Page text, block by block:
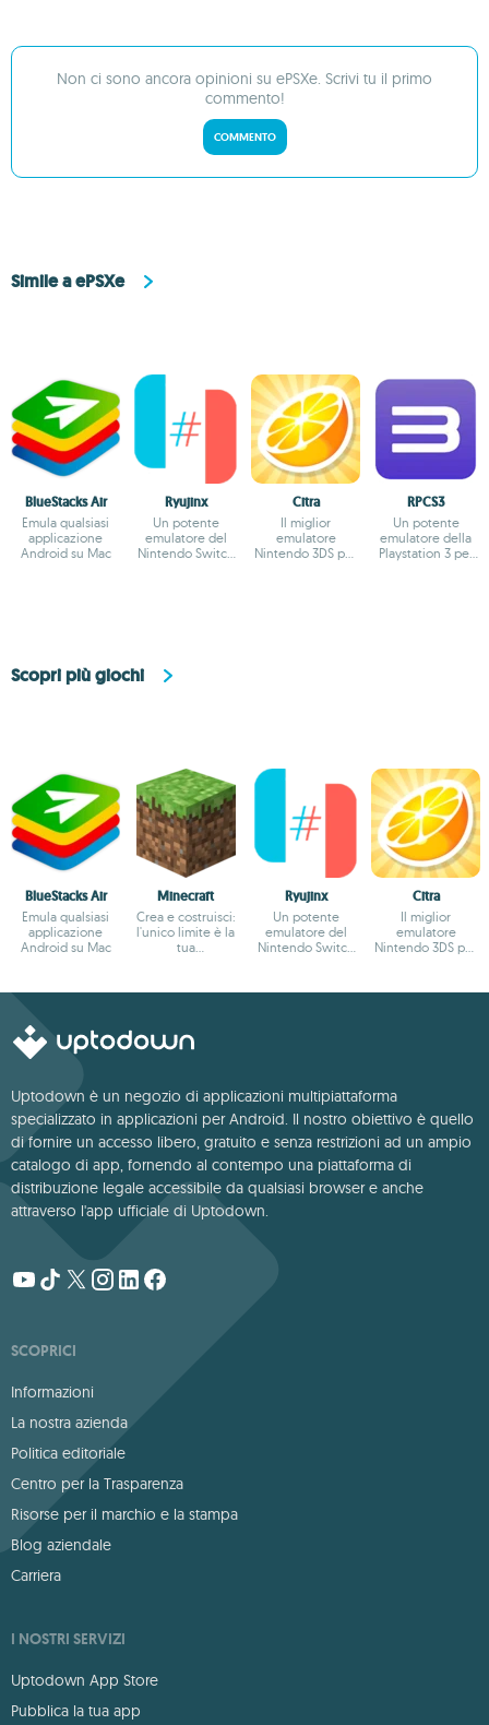
Non ci sono ancora opinioni su ePSXe. Scrivi tu il primo
commento!
COMMENTO
Simile a ePSXe
BlueStacks Air
Emula qualsiasi
applicazione
Android su Mac
Ryujinx
Un potente
emulatore del
Nintendo Switch
Citra
Il miglior
emulatore
Nintendo 3DS per
RPCS3
Un potente
emulatore della
Playstation 3 per
Scopri più giochi
BlueStacks Air
Emula qualsiasi
applicazione
Android su Mac
Minecraft
Crea e costruisci:
l'unico limite è la
tua
Ryujinx
Un potente
emulatore del
Nintendo Switch
Citra
Il miglior
emulatore
Nintendo 3DS per
Uptodown è un negozio di applicazioni multipiattaforma
specializzato in applicazioni per Android. Il nostro obiettivo è quello
di fornire un accesso libero, gratuito e senza restrizioni ad un ampio
catalogo di app, fornendo al contempo una piattaforma di
distribuzione legale accessibile da qualsiasi browser e anche
attraverso l'app ufficiale di Uptodown.
SCOPRICI
Informazioni
La nostra azienda
Politica editoriale
Centro per la Trasparenza
Risorse per il marchio e la stampa
Blog aziendale
Carriera
I NOSTRI SERVIZI
Uptodown App Store
Pubblica la tua app